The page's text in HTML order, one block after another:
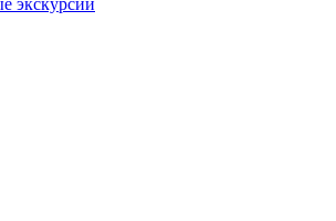
экскурсии